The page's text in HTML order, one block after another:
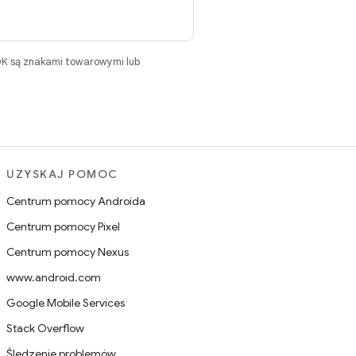
są znakami towarowymi lub
UZYSKAJ POMOC
Centrum pomocy Androida
Centrum pomocy Pixel
Centrum pomocy Nexus
www.android.com
Google Mobile Services
Stack Overflow